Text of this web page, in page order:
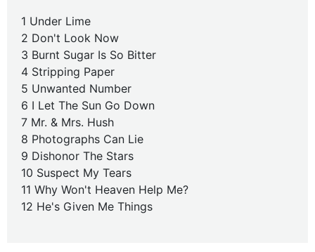
1 Under Lime
2 Don't Look Now
3 Burnt Sugar Is So Bitter
4 Stripping Paper
5 Unwanted Number
6 I Let The Sun Go Down
7 Mr. & Mrs. Hush
8 Photographs Can Lie
9 Dishonor The Stars
10 Suspect My Tears
11 Why Won't Heaven Help Me?
12 He's Given Me Things